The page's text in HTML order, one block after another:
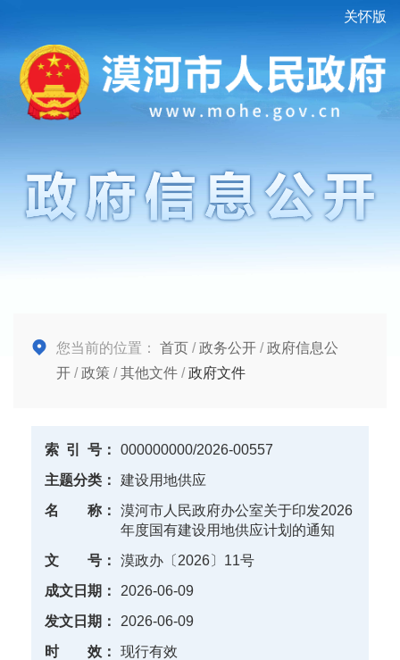
关怀版
您当前的位置： 首页 /政务公开 /政府信息公
开 /政策 /其他文件 /政府文件
索 引 号：
000000000/2026-00557
主题分类：
建设用地供应
名
称：
漠河市人民政府办公室关于印发2026
年度国有建设用地供应计划的通知
文
号：
漠政办〔2026〕11号
成文日期：
2026-06-09
发文日期：
2026-06-09
时
效： 现行有效